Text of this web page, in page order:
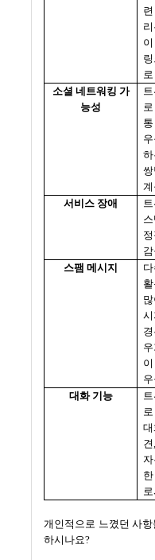
소셜 네트워킹 가
능성
서비스 장애
스팸 메시지
대화 기능
견,
개인적으로 느꼈던 사
하시나요?